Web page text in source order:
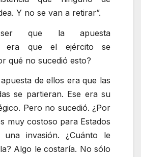
Y no se van a retirar .
ser que la apuesta
era que el ejército se
qué no sucedió esto?
de ellos era que las
se partieran. Ese era su
Pero no sucedió. ¿Por
muy costoso para Estados
una invasión. ¿Cuánto le
Algo le costaría. No sólo